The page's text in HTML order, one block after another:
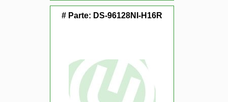
# Parte: DS-96128NI-H16R